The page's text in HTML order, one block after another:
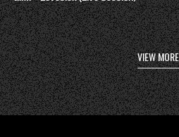
VIEW MORE